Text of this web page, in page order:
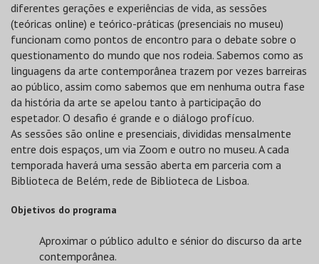
diferentes gerações e experiências de vida, as sessões
(teóricas online) e teórico-práticas (presenciais no museu)
funcionam como pontos de encontro para o debate sobre o
questionamento do mundo que nos rodeia. Sabemos como as
linguagens da arte contemporânea trazem por vezes barreiras
ao público, assim como sabemos que em nenhuma outra fase
da história da arte se apelou tanto à participação do
espetador. O desafio é grande e o diálogo profícuo.
As sessões são online e presenciais, divididas mensalmente
entre dois espaços, um via Zoom e outro no museu. A cada
temporada haverá uma sessão aberta em parceria com a
Biblioteca de Belém, rede de Biblioteca de Lisboa.
Objetivos do programa
Aproximar o público adulto e sénior do discurso da arte
contemporânea.